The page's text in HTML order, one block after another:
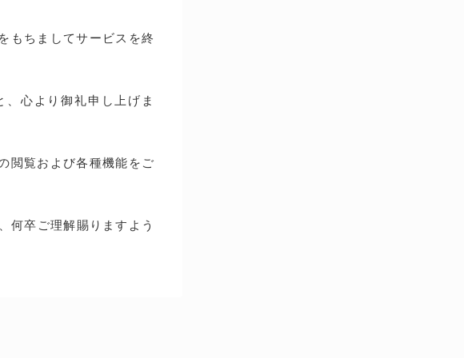
もちましてサービスを終
心より御礼申し上げま
閲覧および各種機能をご
何卒ご理解賜りますよう